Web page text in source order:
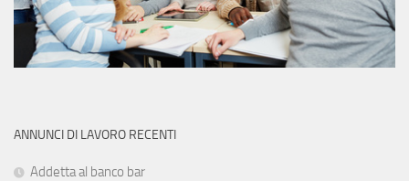
ANNUNCI DI LAVORO RECENTI
Addetta al banco bar